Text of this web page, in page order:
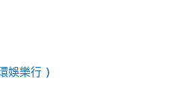
娛樂行 )